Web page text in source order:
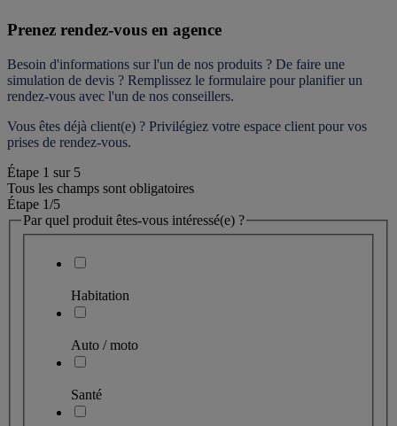
Prenez rendez-vous en agence
Besoin d'informations sur l'un de nos produits ? De faire une
simulation de devis ? Remplissez le formulaire pour planifier un
rendez-vous avec l'un de nos conseillers.
Vous êtes déjà client(e) ? Privilégiez votre espace client pour vos
prises de rendez-vous.
Étape 1 sur 5
Tous les champs sont obligatoires
Étape 1/5
Par quel produit êtes-vous intéressé(e) ?
Habitation
Auto / moto
Santé